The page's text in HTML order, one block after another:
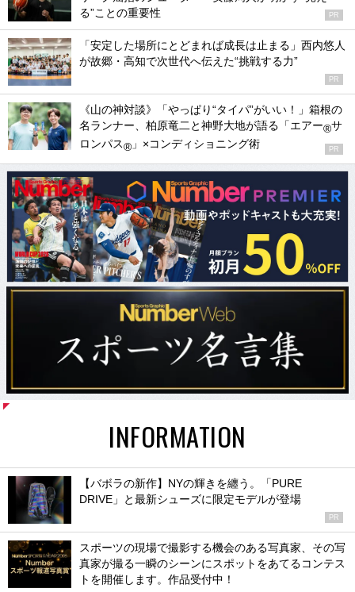
る”ことの重要性
PR
「安定した場所にとどまれば成長は止まる」西内悠人
が故郷・高知で次世代へ伝えた“挑戦する力”
PR
《山の神対談》「やっぱり“タイパ”がいい！」箱根の
名ランナー、柏原竜二と神野大地が語る「エアー®サ
ロンパス® 」×コンディショニング術 PR
INFORMATION
【バボラの新作】NYの輝きを纏う。「PURE
DRIVE」と最新シューズに限定モデルが登場
PR
スポーツの現場で撮影する機会のある写真家、その写
真家が撮る一瞬のシーンにスポットをあてるコンテス
トを開催します。作品受付中！